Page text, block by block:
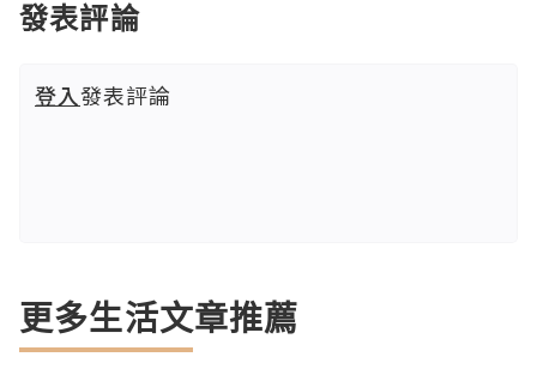
發表評論
登入發表評論
更多生活文章推薦